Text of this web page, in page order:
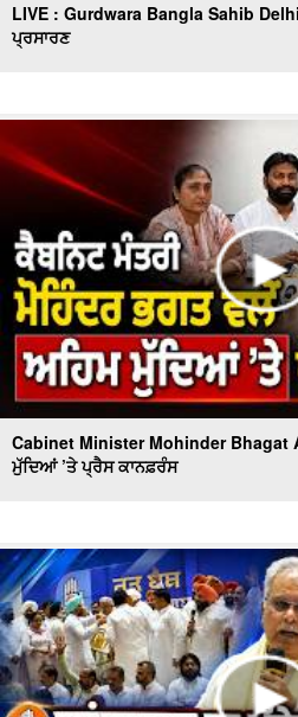
LIVE : Gurdwara Bangla Sahib
ਪ੍ਰਸਾਰਣ
Cabinet Minister Mohinder Bhagat
ਮੁੱਦਿਆਂ ’ਤੇ ਪ੍ਰੈਸ ਕਾਨਫ਼ਰੰਸ